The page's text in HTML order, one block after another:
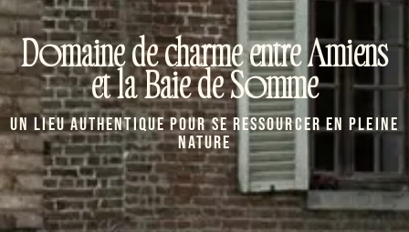
Domaine de charme entre Amiens
et la Baie de Somme
Un lieu authentique pour se ressourcer en pleine
nature